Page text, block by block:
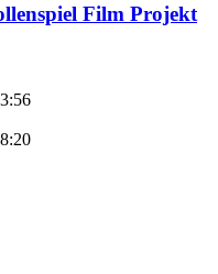
Film Projekt